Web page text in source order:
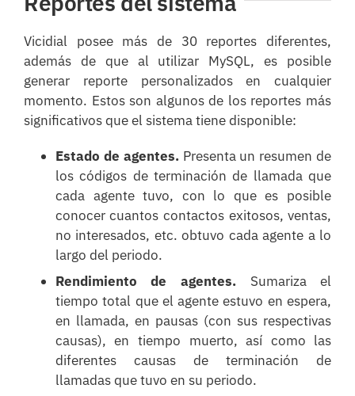
Vicidial posee más de 30 reportes diferentes,
además de que al utilizar MySQL, es posible
generar reporte personalizados en cualquier
momento. Estos son algunos de los reportes más
significativos que el sistema tiene disponible:
Estado de agentes. Presenta un resumen de
los códigos de terminación de llamada que
cada agente tuvo, con lo que es posible
conocer cuantos contactos exitosos, ventas,
no interesados, etc. obtuvo cada agente a lo
largo del periodo.
Rendimiento de agentes. Sumariza el
tiempo total que el agente estuvo en espera,
en llamada, en pausas (con sus respectivas
causas), en tiempo muerto, así como las
diferentes causas de terminación de
llamadas que tuvo en su periodo.